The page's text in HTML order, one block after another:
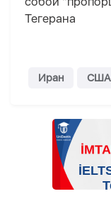
Тегерана
Иран США